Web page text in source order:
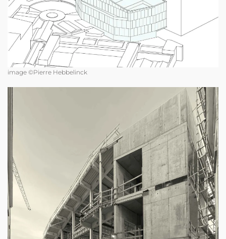
image ©Pierre Hebbelinck